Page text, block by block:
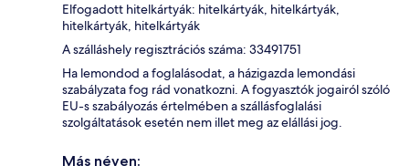
Elfogadott hitelkártyák: hitelkártyák, hitelkártyák,
hitelkártyák, hitelkártyák
A szálláshely regisztrációs száma: 33491751
Ha lemondod a foglalásodat, a házigazda lemondási
szabályzata fog rád vonatkozni. A fogyasztók jogairól szóló
EU-s szabályozás értelmében a szállásfoglalási
szolgáltatások esetén nem illet meg az elállási jog.
Más néven: